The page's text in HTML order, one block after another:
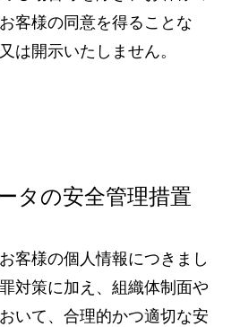
客様の同意を得ることな
は開示いたしません。
タの安全管理措置
客様の個人情報につきまし
対策に加え、組織体制面や
いて、合理的かつ適切な安